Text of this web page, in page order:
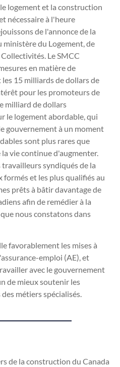
logement et la construction
nécessaire à l'heure
de l'annonce de la
du Logement, de
Le SMCC
en matière de
15 milliards de dollars de
pour les promoteurs de
milliard de dollars
le logement abordable, qui
gouvernement à un moment
sont plus rares que
vie continue d'augmenter.
syndiqués de la
et les plus qualifiés au
prêts à bâtir davantage de
afin de remédier à la
nous constatons dans
favorablement les mises à
emploi (AE), et
avec le gouvernement
de mieux soutenir les
métiers spécialisés.
de la construction du Canada